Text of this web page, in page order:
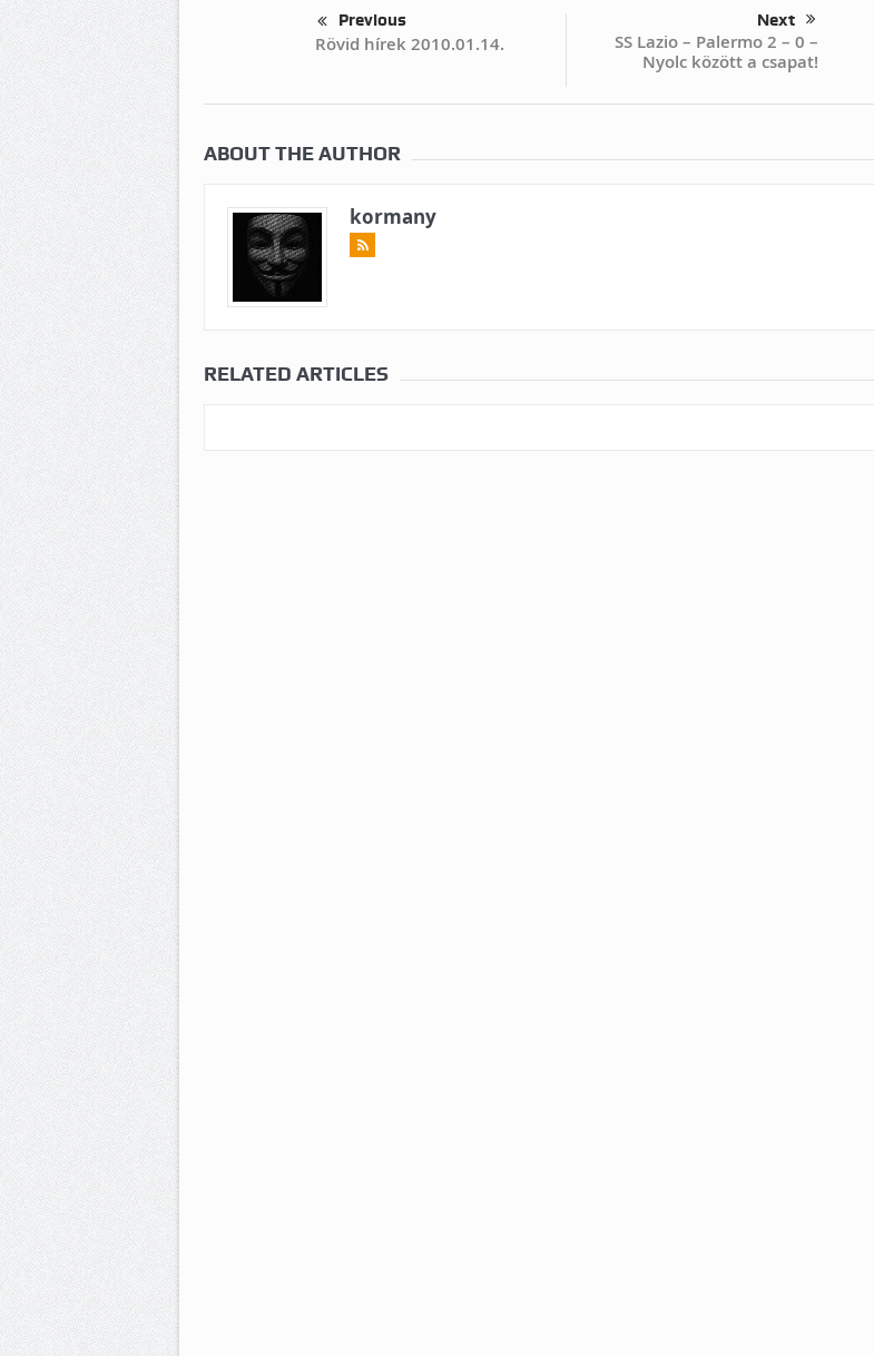
Previous
Rövid hírek 2010.01.14.
Next
SS Lazio – Palermo 2 – 0 –
Nyolc között a csapat!
ABOUT THE AUTHOR
kormany
RELATED ARTICLES